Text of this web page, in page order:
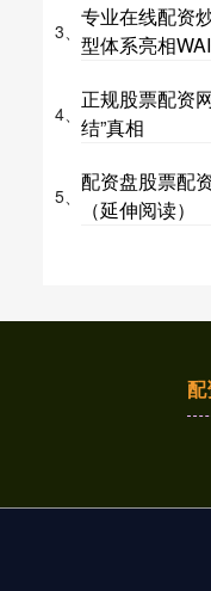
3、
专业在线配资
型体系亮相
4、
正规股票配资
结”真相
5、
配资盘股票配
（延伸阅读）